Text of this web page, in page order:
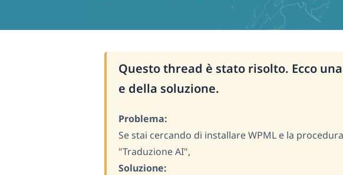
Questo thread è stato risolto. Ecco
e della soluzione.
Problema:
Se stai cercando di installare WPML e la
"Traduzione AI",
Soluzione: